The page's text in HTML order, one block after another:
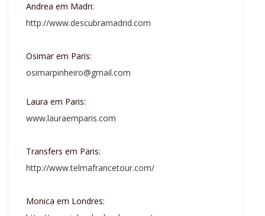
Andrea em Madri:
http://www.descubramadrid.com
Osimar em Paris:
osimarpinheiro@gmail.com
Laura em Paris:
www.lauraemparis.com
Transfers em Paris:
http://www.telmafrancetour.com/
Monica em Londres: